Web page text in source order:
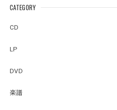
CATEGORY
CD
LP
DVD
楽譜